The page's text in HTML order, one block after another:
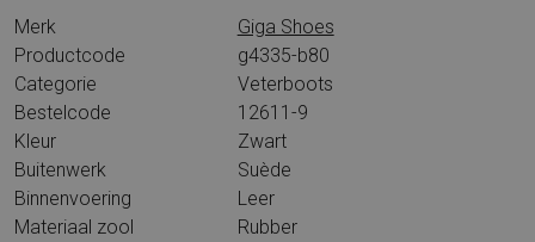
Merk
Giga Shoes
Productcode
g4335-b80
Categorie
Veterboots
Bestelcode
12611-9
Kleur
Zwart
Buitenwerk
Suède
Binnenvoering
Leer
Materiaal zool
Rubber